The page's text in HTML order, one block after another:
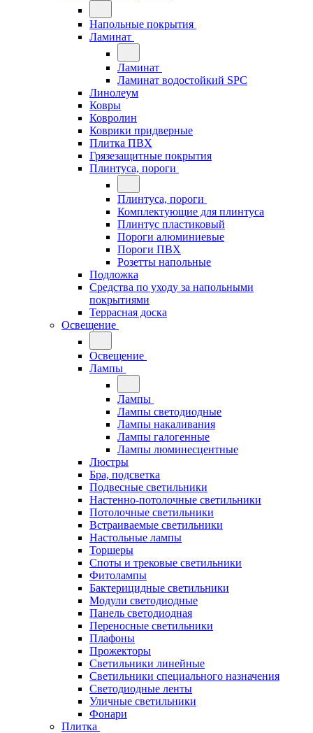
Напольные покрытия
Ламинат
Ламинат
Ламинат водостойкий SPC
Линолеум
Ковры
Ковролин
Коврики придверные
Плитка ПВХ
Грязезащитные покрытия
Плинтуса, пороги
Плинтуса, пороги
Комплектующие для плинтуса
Плинтус пластиковый
Пороги алюминиевые
Пороги ПВХ
Розетты напольные
Подложка
Средства по уходу за напольными
покрытиями
Террасная доска
Освещение
Освещение
Лампы
Лампы
Лампы светодиодные
Лампы накаливания
Лампы галогенные
Лампы люминесцентные
Люстры
Бра, подсветка
Подвесные светильники
Настенно-потолочные светильники
Потолочные светильники
Встраиваемые светильники
Настольные лампы
Торшеры
Споты и трековые светильники
Фитолампы
Бактерицидные светильники
Модули светодиодные
Панель светодиодная
Переносные светильники
Плафоны
Прожекторы
Светильники линейные
Светильники специального назначения
Светодиодные ленты
Уличные светильники
Фонари
Плитка